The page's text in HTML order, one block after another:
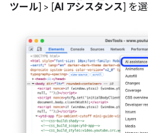
ツール] > [AI アシスタンス] を選